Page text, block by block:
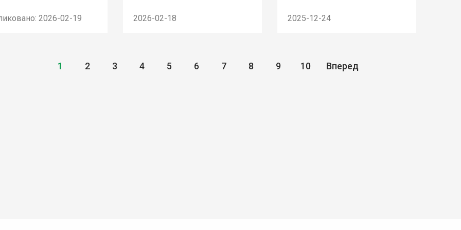
2026-02-19 2026-02-18 2025-12-24
1 2 3 4 5 6 7 8 9 10 Вперед